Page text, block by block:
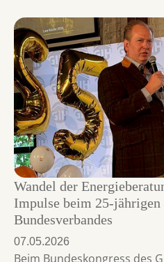
Wandel der
Impulse beim 25-
Bundesverbandes
07.05.2026
Beim Bundeskongress des